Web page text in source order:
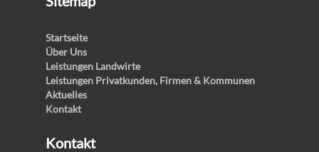
Startseite
Über Uns
Leistungen Landwirte
Leistungen Privatkunden, Firmen & Kommunen
Aktuelles
Kontakt
Kontakt